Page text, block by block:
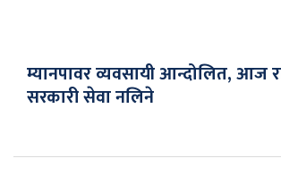
म्यानपावर व्यवसायी आन्दोलित, आज
सरकारी सेवा नलिने